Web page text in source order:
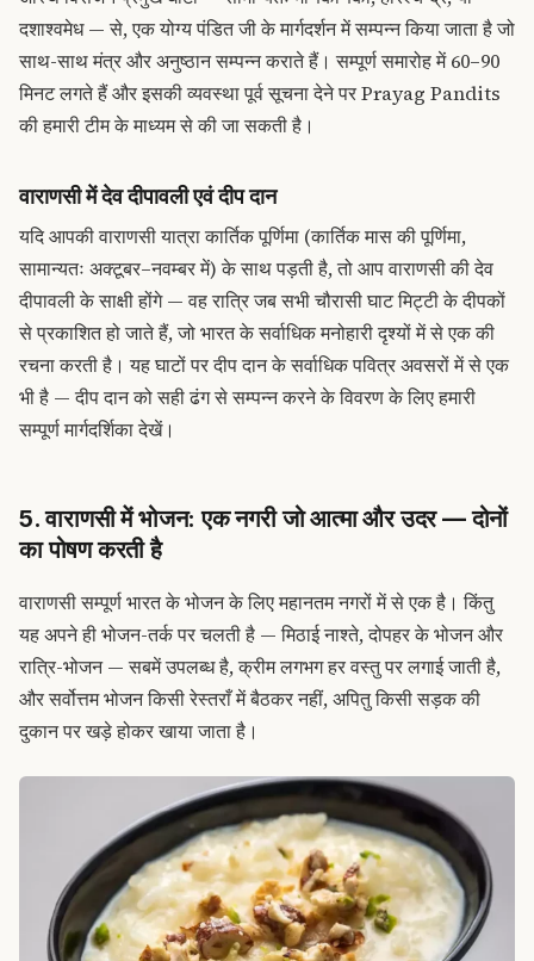
दशाश्वमेध — से, एक योग्य पंडित जी के मार्गदर्शन में सम्पन्न किया जाता है जो
साथ-साथ मंत्र और अनुष्ठान सम्पन्न कराते हैं। सम्पूर्ण समारोह में 60–90
मिनट लगते हैं और इसकी व्यवस्था पूर्व सूचना देने पर Prayag Pandits
की हमारी टीम के माध्यम से की जा सकती है।
वाराणसी में देव दीपावली एवं दीप दान
यदि आपकी वाराणसी यात्रा कार्तिक पूर्णिमा (कार्तिक मास की पूर्णिमा,
सामान्यतः अक्टूबर–नवम्बर में) के साथ पड़ती है, तो आप वाराणसी की देव
दीपावली के साक्षी होंगे — वह रात्रि जब सभी चौरासी घाट मिट्टी के दीपकों
से प्रकाशित हो जाते हैं, जो भारत के सर्वाधिक मनोहारी दृश्यों में से एक की
रचना करती है। यह घाटों पर दीप दान के सर्वाधिक पवित्र अवसरों में से एक
भी है — दीप दान को सही ढंग से सम्पन्न करने के विवरण के लिए हमारी
सम्पूर्ण मार्गदर्शिका देखें।
5. वाराणसी में भोजन: एक नगरी जो आत्मा और उदर — दोनों
का पोषण करती है
वाराणसी सम्पूर्ण भारत के भोजन के लिए महानतम नगरों में से एक है। किंतु
यह अपने ही भोजन-तर्क पर चलती है — मिठाई नाश्ते, दोपहर के भोजन और
रात्रि-भोजन — सबमें उपलब्ध है, क्रीम लगभग हर वस्तु पर लगाई जाती है,
और सर्वोत्तम भोजन किसी रेस्तराँ में बैठकर नहीं, अपितु किसी सड़क की
दुकान पर खड़े होकर खाया जाता है।